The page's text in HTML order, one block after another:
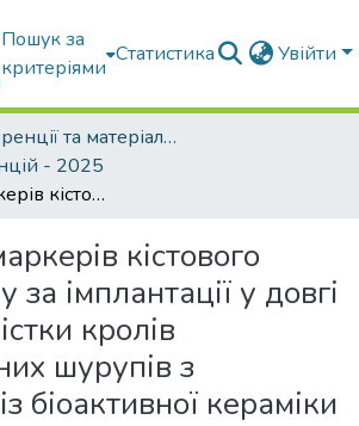
Пошук за
критеріями
Статистика Увійти
Конференції та матеріали конференцій
- 2025
Динаміка маркерів кістового метаболізму за імплантації у довгі трубчасті кістки кролів ортопедичних шурупів з покриттям із біоактивної кераміки
кістового
за імплантації у довгі
кролів
шурупів з
біоактивної кераміки